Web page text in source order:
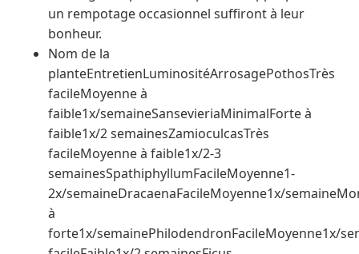
un rempotage occasionnel suffiront à leur
bonheur.
Nom de la
planteEntretienLuminositéArrosagePothosTrès
facileMoyenne à
faible1x/semaineSansevieriaMinimalForte à
faible1x/2 semainesZamioculcasTrès
facileMoyenne à faible1x/2-3
semainesSpathiphyllumFacileMoyenne1-
2x/semaineDracaenaFacileMoyenne1x/
à
forte1x/semainePhilodendronFacileMoyenne1x/